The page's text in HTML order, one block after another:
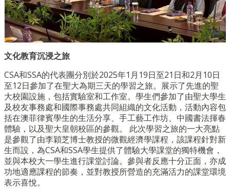
文化教育沉浸之旅
CSA和SSA的代表團分別於2025年1月19日至21日和2月10日
至12日參加了在聖大為期三天的學習之旅。展示了先進的聖
大校園設施，包括實驗室和工作室。學生們參加了由聖大學生
及校友事務處和國際事務處共同組織的文化活動，活動內容包
括在澳菲律賓學生的生活分享、手工藝工作坊、中國書法揮春
體驗，以及聖大皇朝校區的參觀。 此次學習之旅的一大亮點
是參觀了由李穎芝博士教授的微觀經濟學課程，該課程針對新
生而設，為CSA和SSA學生提供了體驗大學課堂的獨特機會，
並與本校大一學生進行課堂討論。參與者反應十分正面，亦成
功地適應課程的節奏，並對教授所營造的充滿活力的課堂環境
表示喜悅。